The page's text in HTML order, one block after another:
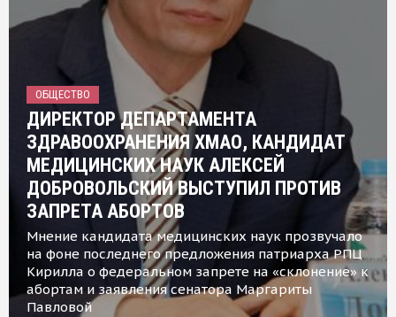
ОБЩЕСТВО
ДИРЕКТОР ДЕПАРТАМЕНТА
ЗДРАВООХРАНЕНИЯ ХМАО, КАНДИДАТ
МЕДИЦИНСКИХ НАУК АЛЕКСЕЙ
ДОБРОВОЛЬСКИЙ ВЫСТУПИЛ ПРОТИВ
ЗАПРЕТА АБОРТОВ
Мнение кандидата медицинских наук прозвучало
на фоне последнего предложения патриарха РПЦ
Кирилла о федеральном запрете на «склонение» к
абортам и заявления сенатора Маргариты
Павловой